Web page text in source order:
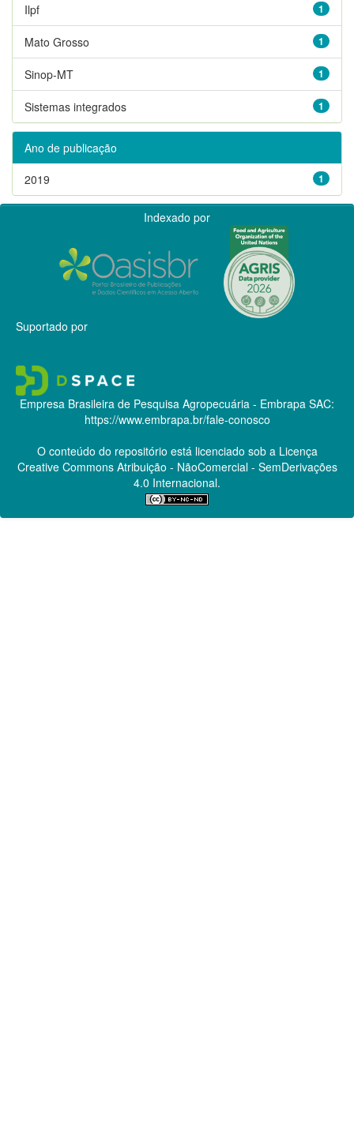
1
Ilpf
1
Mato Grosso
1
Sinop-MT
1
Sistemas integrados
Ano de publicação
1
2019
Indexado por
Suportado por
Empresa Brasileira de Pesquisa Agropecuária - Embrapa SAC:
https://www.embrapa.br/fale-conosco
O conteúdo do repositório está licenciado sob a Licença
Creative CommonsAtribuição - NãoComercial - SemDerivações
4.0 Internacional.